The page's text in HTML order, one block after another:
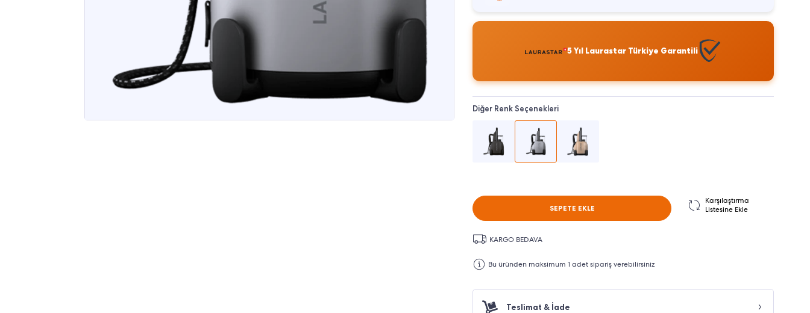
5 Yıl Laurastar Türkiye Garantili
Diğer Renk Seçenekleri
SEPETE EKLE
Karşılaştırma
Listesine Ekle
KARGO BEDAVA
Bu üründen maksimum 1 adet sipariş verebilirsiniz
Teslimat & İade